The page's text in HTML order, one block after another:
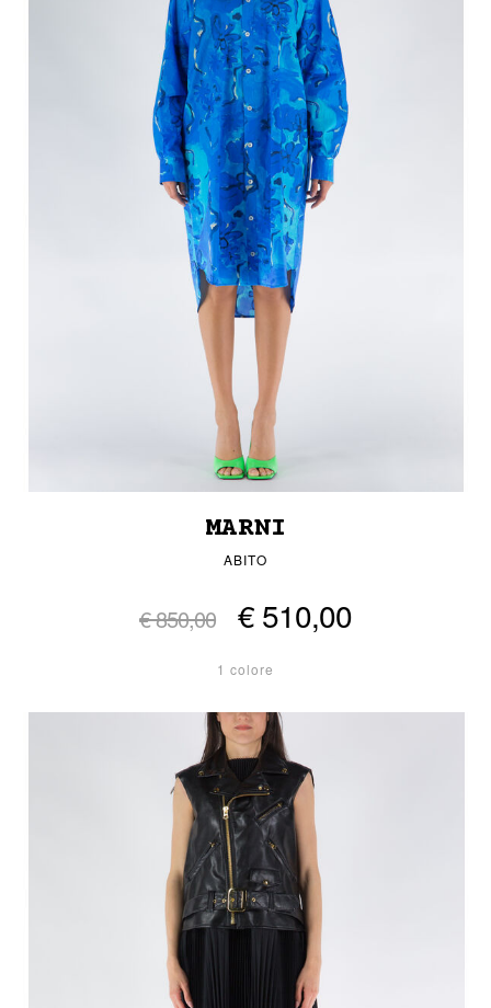
MARNI
ABITO
€ 850,00 € 510,00
1 colore